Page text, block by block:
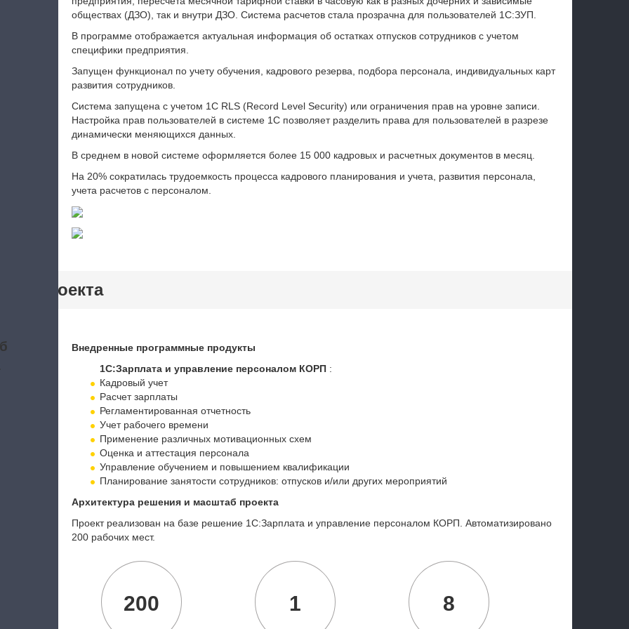
обществах (ДЗО), так и внутри ДЗО. Система расчетов стала прозрачна для пользователей 1С:ЗУП.
В программе отображается актуальная информация об остатках отпусков сотрудников с учетом
специфики предприятия.
Запущен функционал по учету обучения, кадрового резерва, подбора персонала, индивидуальных карт
развития сотрудников.
Система запущена с учетом 1С RLS (Record Level Security) или ограничения прав на уровне записи.
Настройка прав пользователей в системе 1С позволяет разделить права для пользователей в разрезе
динамически меняющихся данных.
В среднем в новой системе оформляется более 15 000 кадровых и расчетных документов в месяц.
На 20% сократилась трудоемкость процесса кадрового планирования и учета, развития персонала,
учета расчетов с персоналом.
проекта
Внедренные программные продукты
1С:Зарплата и управление персоналом КОРП:
Кадровый учет
Расчет зарплаты
Регламентированная отчетность
Учет рабочего времени
Применение различных мотивационных схем
Оценка и аттестация персонала
Управление обучением и повышением квалификации
Планирование занятости сотрудников: отпусков и/или других мероприятий
Архитектура решения и масштаб проекта
Проект реализован на базе решение 1С:Зарплата и управление персоналом КОРП. Автоматизировано
200 рабочих мест.
200 1 8